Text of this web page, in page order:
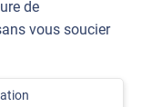
de
vous soucier